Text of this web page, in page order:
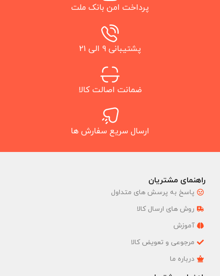
پرداخت امن بانک ملت
پشتیبانی 9 الی 21
ضمانت اصالت کالا
ارسال سریع سفارش ها
راهنمای مشتریان
پاسخ به پرسش های متداول
روش های ارسال کالا
آموزش
مرجوعی و تعویض کالا
درباره ما